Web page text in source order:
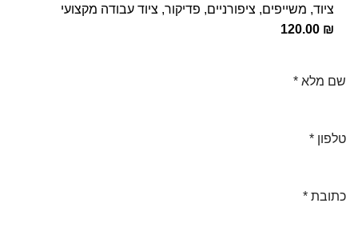
ציוד, משייפים, ציפורניים, פדיקור, ציוד עבודה מקצועי
120.00 ₪
שם מלא *
טלפון *
כתובת *